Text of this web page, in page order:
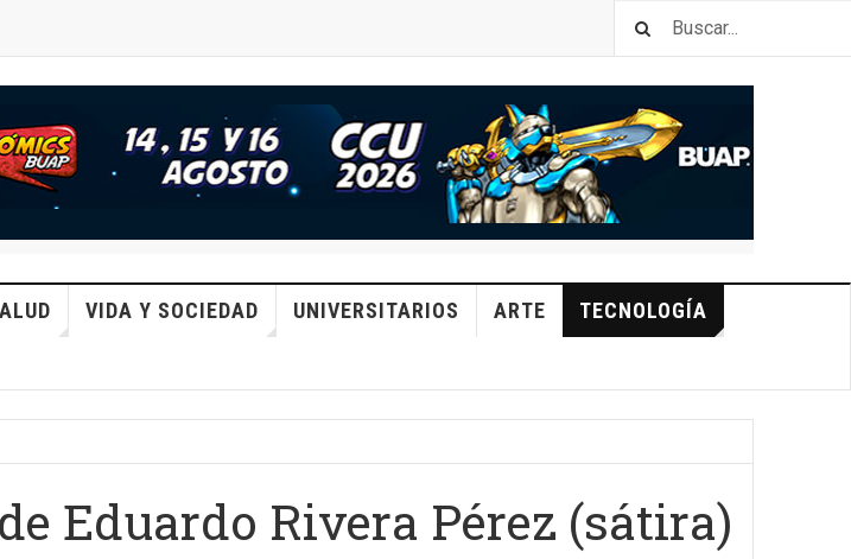
VIDA Y SOCIEDAD UNIVERSITARIOS ARTE TECNOLOGÍA
Eduardo Rivera Pérez (sátira)